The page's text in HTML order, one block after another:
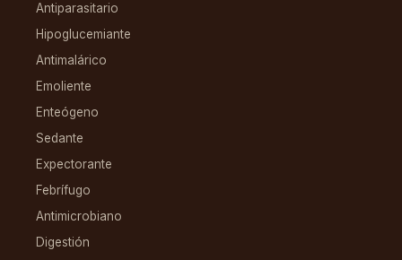
Antiparasitario
Hipoglucemiante
Antimalárico
Emoliente
Enteógeno
Sedante
Expectorante
Febrífugo
Antimicrobiano
Digestión